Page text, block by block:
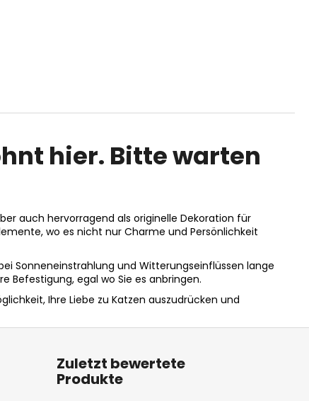
hier. Bitte warten
auch hervorragend als originelle Dekoration für
wo es nicht nur Charme und Persönlichkeit
Sonneneinstrahlung und Witterungseinflüssen lange
Befestigung, egal wo Sie es anbringen.
Ihre Liebe zu Katzen auszudrücken und
Zuletzt bewertete
Produkte